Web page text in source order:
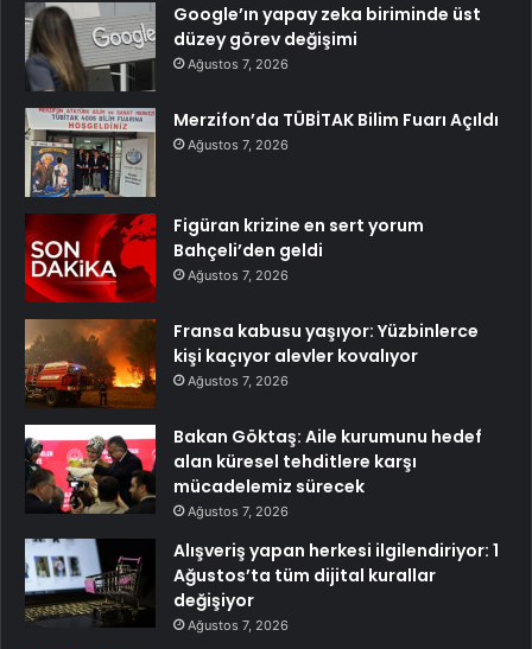
Google’ın yapay zeka biriminde üst
düzey görev değişimi
Ağustos 7, 2026
Merzifon’da TÜBİTAK Bilim Fuarı Açıldı
Ağustos 7, 2026
Figüran krizine en sert yorum
Bahçeli’den geldi
Ağustos 7, 2026
Fransa kabusu yaşıyor: Yüzbinlerce
kişi kaçıyor alevler kovalıyor
Ağustos 7, 2026
Bakan Göktaş: Aile kurumunu hedef
alan küresel tehditlere karşı
mücadelemiz sürecek
Ağustos 7, 2026
Alışveriş yapan herkesi ilgilendiriyor: 1
Ağustos’ta tüm dijital kurallar
değişiyor
Ağustos 7, 2026